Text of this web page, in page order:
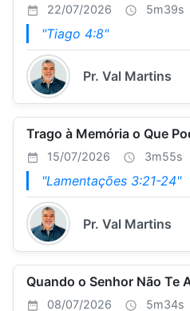
22/07/2026 5m39s
"Tiago 4:8"
Pr. Val Martins
Trago à Memória o Que
15/07/2026 3m55s
"Lamentações 3:21-24"
Pr. Val Martins
Quando o Senhor Não Te
08/07/2026 5m34s